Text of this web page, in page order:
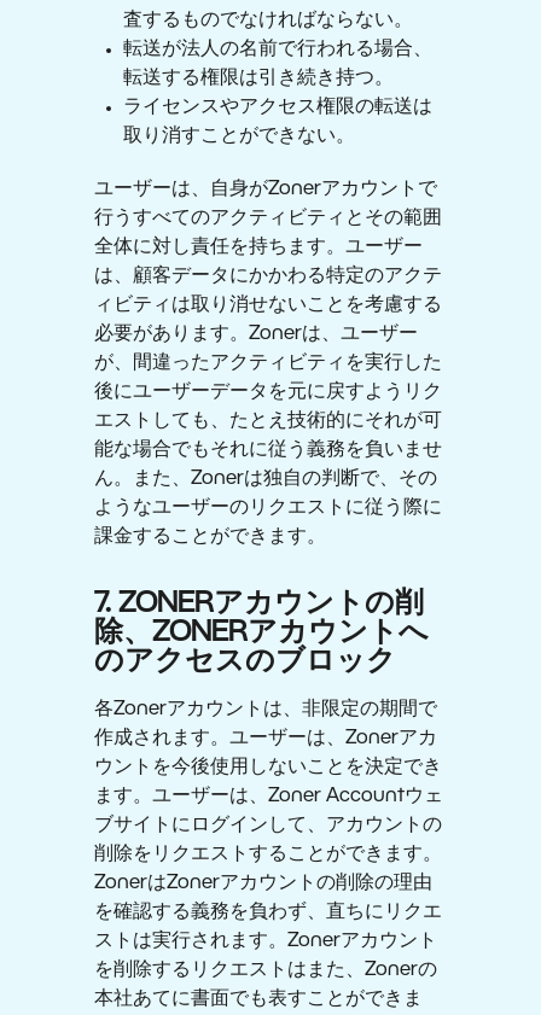
査するものでなければならない。
転送が法人の名前で行われる場合、
転送する権限は引き続き持つ。
ライセンスやアクセス権限の転送は
取り消すことができない。
ユーザーは、自身がZonerアカウントで
行うすべてのアクティビティとその範囲
全体に対し責任を持ちます。ユーザー
は、顧客データにかかわる特定のアクテ
ィビティは取り消せないことを考慮する
必要があります。Zonerは、ユーザー
が、間違ったアクティビティを実行した
後にユーザーデータを元に戻すようリク
エストしても、たとえ技術的にそれが可
能な場合でもそれに従う義務を負いませ
ん。また、Zonerは独自の判断で、その
ようなユーザーのリクエストに従う際に
課金することができます。
7. ZONERアカウントの削
除、ZONERアカウントへ
のアクセスのブロック
各Zonerアカウントは、非限定の期間で
作成されます。ユーザーは、Zonerアカ
ウントを今後使用しないことを決定でき
ます。ユーザーは、Zoner Accountウェ
ブサイトにログインして、アカウントの
削除をリクエストすることができます。
ZonerはZonerアカウントの削除の理由
を確認する義務を負わず、直ちにリクエ
ストは実行されます。Zonerアカウント
を削除するリクエストはまた、Zonerの
本社あてに書面でも表すことができま